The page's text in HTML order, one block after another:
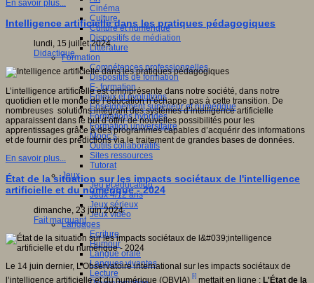
Cinéma
Culture
Culture et numérique
Dispositifs de médiation
Littérature
Formation
Compétences professionnelles
Dispositifs de formation
E- formation
Enjeux et évolutions
Enseignement supérieur et numérique
Formations hybrides
Formation universitaire
Mooc’s
Outils collaboratifs
Sites ressources
Tutorat
Jeux
Jeu et éducation
Jeux 4/12 ans
Jeux sérieux
Jeux vidéo
Langages
Ecriture
Humour
Langue orale
Langues vivantes
Lecture
En savoir plus...
Intelligence artificielle dans les pratiques pédagogiques
lundi, 15 juillet 2024
Didactique
L’intelligence artificielle est omniprésente dans notre société, dans notre
quotidien et le monde de l’éducation n’échappe pas à cette transition. De
nombreuses solutions intégrant des systèmes d’intelligence artificielle
apparaissent dans le but d’offrir de nouvelles possibilités pour les
apprentissages grâce à des programmes capables d’acquérir des informations
et de fournir des prédictions via le traitement de grandes bases de données.
En savoir plus...
État de la situation sur les impacts sociétaux de l'intelligence
artificielle et du numérique - 2024
dimanche, 23 juin 2024
Fait marquant
Le 14 juin dernier, L’Observatoire international sur les impacts sociétaux de
l’intelligence artificielle et du numérique (OBVIA)
[i]
mettait en ligne : L'État de la